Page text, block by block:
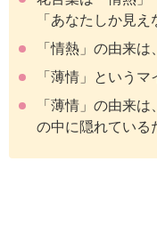
「あなたしか見え
「情熱」の由来
「薄情」という
「薄情」の由来
の中に隠れている